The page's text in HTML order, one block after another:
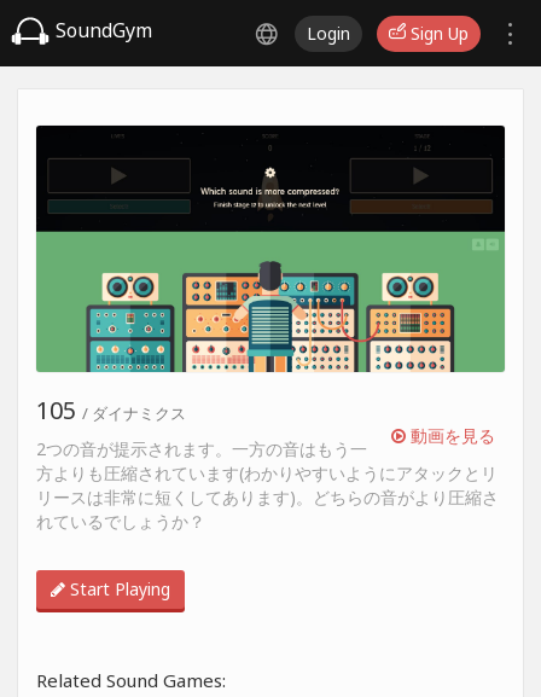
SoundGym Login Sign Up
動画を見る
105 / ダイナミクス
2つの音が提示されます。一方の音はもう一
方よりも圧縮されています(わかりやすいようにアタックとリ
リースは非常に短くしてあります)。どちらの音がより圧縮さ
れているでしょうか？
Start Playing
Related Sound Games: